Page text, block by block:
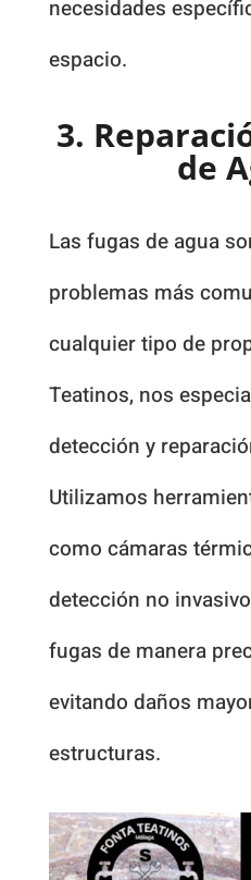
necesidades
espacio.
3.
de
Las fugas de agua
problemas más
cualquier tipo de
Teatinos, nos
detección y
Utilizamos
como cámaras
detección no
fugas de manera
evitando daños
estructuras.